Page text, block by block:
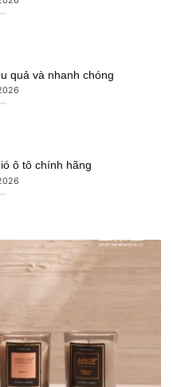
quả và nhanh chóng
ô tô chính hãng